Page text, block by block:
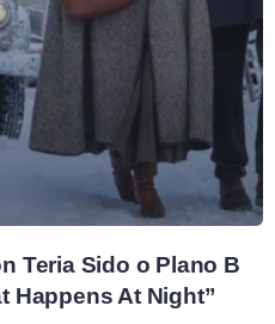
Teria Sido o Plano B
Happens At Night”